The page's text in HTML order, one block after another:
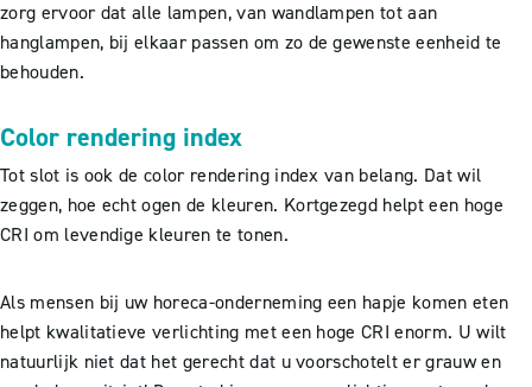
zorg ervoor dat alle lampen, van wandlampen tot aan
hanglampen, bij elkaar passen om zo de gewenste eenheid te
behouden.
Color rendering index
Tot slot is ook de color rendering index van belang. Dat wil
zeggen, hoe echt ogen de kleuren. Kortgezegd helpt een hoge
CRI om levendige kleuren te tonen.
Als mensen bij uw horeca-onderneming een hapje komen eten
helpt kwalitatieve verlichting met een hoge CRI enorm. U wilt
natuurlijk niet dat het gerecht dat u voorschotelt er grauw en